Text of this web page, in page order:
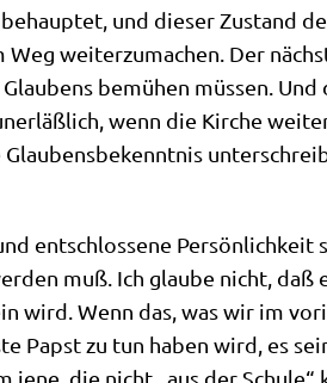
und die­ser Zustand
wei­ter­zu­ma­chen. Der
bemü­hen müs­sen.
wenn die Kir­che
ent­schlos­se­ne Per­sön­lich­keit
muß. Ich glau­be nicht, daß
wird. Wenn das, was wir im
Papst zu tun haben wird, es
jene, die nicht „aus der